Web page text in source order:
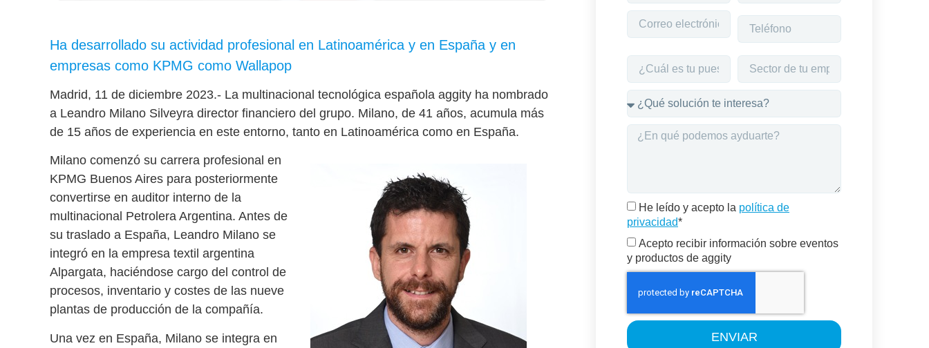
Ha desarrollado su actividad profesional en Latinoamérica y en España y en
empresas como KPMG como Wallapop
Madrid, 11 de diciembre 2023.- La multinacional tecnológica española aggity ha nombrado
a Leandro Milano Silveyra director financiero del grupo. Milano, de 41 años, acumula más
de 15 años de experiencia en este entorno, tanto en Latinoamérica como en España.
Milano comenzó su carrera profesional en
KPMG Buenos Aires para posteriormente
convertirse en auditor interno de la
multinacional Petrolera Argentina. Antes de
su traslado a España, Leandro Milano se
integró en la empresa textil argentina
Alpargata, haciéndose cargo del control de
procesos, inventario y costes de las nueve
plantas de producción de la compañía.
Una vez en España, Milano se integra en
He leído y acepto la política de
privacidad*
Acepto recibir información sobre eventos
y productos de aggity
ENVIAR